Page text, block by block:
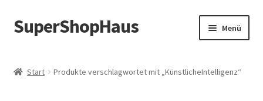
Zur
Navigation
Zum
Inhalt
SuperShopHaus Menü
Start Produkte verschlagwortet mit „KünstlicheIntelligenz“